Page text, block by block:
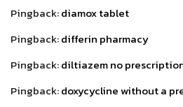
Pingback:diamox tablet
Pingback:differin pharmacy
Pingback:diltiazem no
Pingback:doxycycline without a